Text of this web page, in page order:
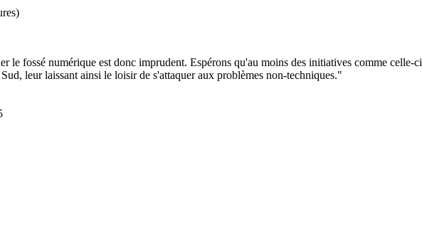
)
le fossé numérique est donc imprudent. Espérons qu'au moins des initiatives comme celle-ci
leur laissant ainsi le loisir de s'attaquer aux problèmes non-techniques."